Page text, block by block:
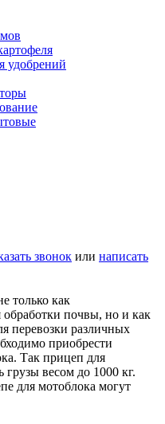
удобрений
звонок или написать
только как
обработки почвы, но и как
перевозки различных
приобрести
Так прицеп для
весом до 1000 кг.
для мотоблока могут